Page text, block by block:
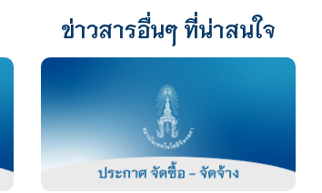
ข่าวสารอื่นๆ ที่น่าสนใจ